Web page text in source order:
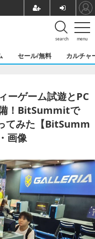
menu
search
セール/無料 カルチャ
ーゲーム試遊とPC
！BitSummitで
てみた【BitSumm
画像